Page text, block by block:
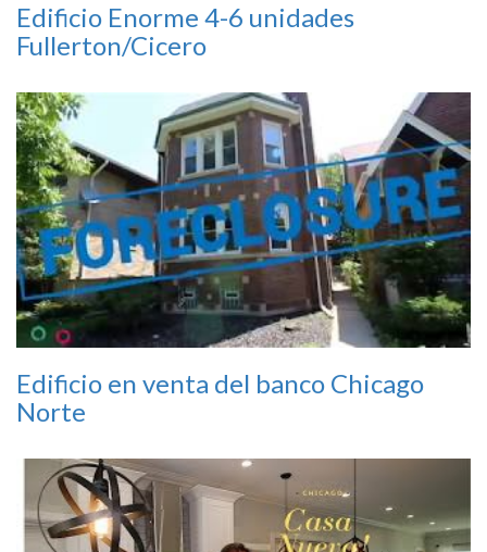
Edificio Enorme 4-6 unidades
Fullerton/Cicero
Edificio en venta del banco Chicago
Norte